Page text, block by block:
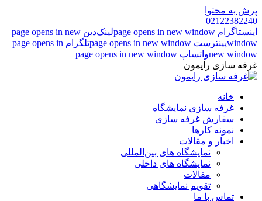
پرش به محتوا
02122382240
اینستاگرام page opens in new window
لینک‌دین page opens in new
windowپینترست page opens in new window
تلگرام page opens in
new windowواتساپ page opens in new window
غرفه سازی رایمون
خانه
غرفه سازی نمایشگاه
سفارش غرفه سازی
نمونه کارها
اخبار و مقالات
نمایشگاه های بین‌المللی
نمایشگاه های داخلی
مقالات
تقویم نمایشگاهی
تماس با ما